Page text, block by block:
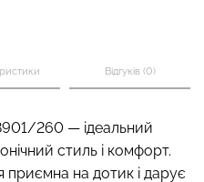
Відгуків (0)
260 — ідеальний
стиль і комфорт.
приємна на дотик і дарує